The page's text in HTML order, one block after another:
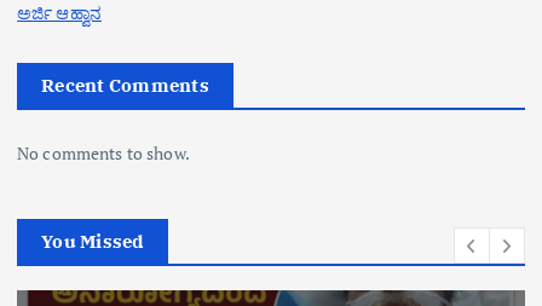
ಅರ್ಜಿ ಆಹ್ವಾನ
Recent Comments
No comments to show.
You Missed